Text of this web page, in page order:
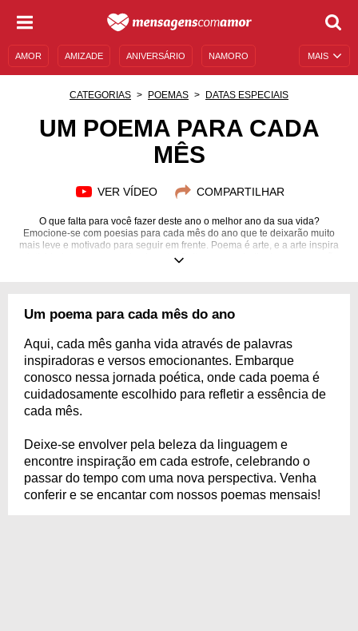
MAIS
AMOR AMIZADE ANIVERSÁRIO NAMORO
MENSAGENS DE ANIVERSÁRIO
CATEGORIAS POEMAS DATAS ESPECIAIS
UM POEMA PARA CADA
MÊS
VER VÍDEO COMPARTILHAR
O que falta para você fazer deste ano o melhor ano da sua vida?
Emocione-se com poesias para cada mês do ano que te deixarão muito
mais leve e motivado para seguir em frente. Poema é arte, e a arte inspira
criatividade e agrega conhecimento. O ritmo e a melodia dos poemas são
carregue as mensagens deles consigo sempre, e compartilhe com as
Um poema para cada mês do ano
Aqui, cada mês ganha vida através de palavras
inspiradoras e versos emocionantes. Embarque
conosco nessa jornada poética, onde cada poema é
cuidadosamente escolhido para refletir a essência de
cada mês.
Deixe-se envolver pela beleza da linguagem e
encontre inspiração em cada estrofe, celebrando o
passar do tempo com uma nova perspectiva. Venha
conferir e se encantar com nossos poemas mensais!